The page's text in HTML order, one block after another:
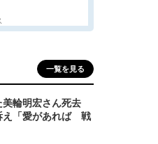
一覧を見る
美輪明宏さん死去
え「愛があれば 戦